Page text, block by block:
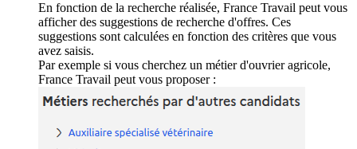
En fonction de la recherche réalisée, France Travail peut vous
afficher des suggestions de recherche d'offres. Ces
suggestions sont calculées en fonction des critères que vous
avez saisis.
Par exemple si vous cherchez un métier d'ouvrier agricole,
France Travail peut vous proposer :